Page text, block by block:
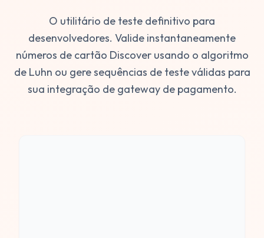
O utilitário de teste definitivo para
desenvolvedores. Valide instantaneamente
números de cartão Discover usando o algoritmo
de Luhn ou gere sequências de teste válidas para
sua integração de gateway de pagamento.